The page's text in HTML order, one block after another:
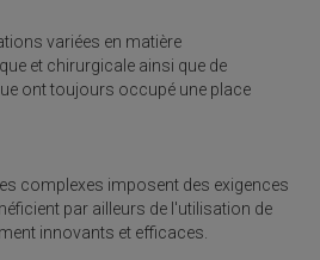
variées en matière
et chirurgicale ainsi que de
ont toujours occupé une place
complexes imposent des exigences
par ailleurs de l'utilisation de
innovants et efficaces.